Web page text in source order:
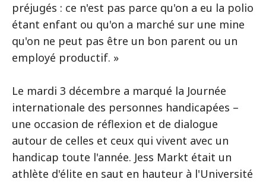
préjugés : ce n'est pas parce qu'on a eu la polio
étant enfant ou qu'on a marché sur une mine
qu'on ne peut pas être un bon parent ou un
employé productif. »
Le mardi 3 décembre a marqué la Journée
internationale des personnes handicapées –
une occasion de réflexion et de dialogue
autour de celles et ceux qui vivent avec un
handicap toute l'année. Jess Markt était un
athlète d'élite en saut en hauteur à l'Université